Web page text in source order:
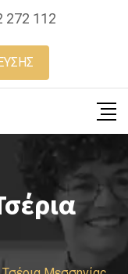
272 112